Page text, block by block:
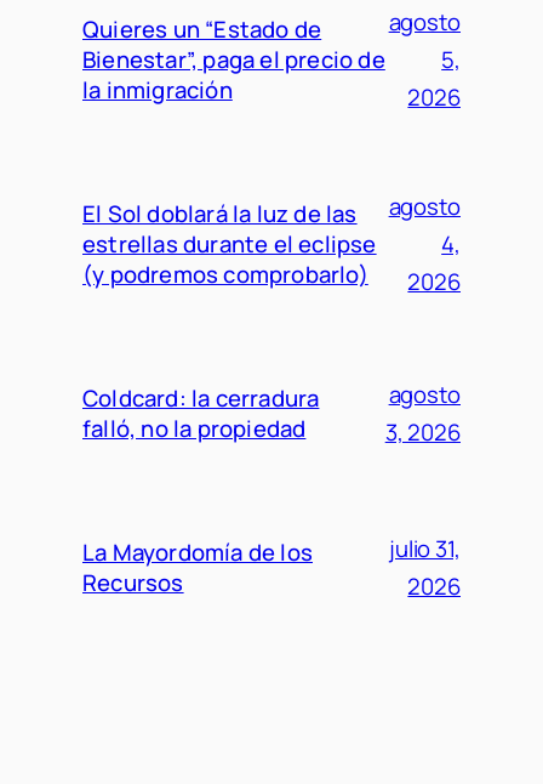
Quieres un “Estado de
Bienestar”, paga el precio de
la inmigración
agosto
5,
2026
El Sol doblará la luz de las
estrellas durante el eclipse
(y podremos comprobarlo)
agosto
4,
2026
Coldcard: la cerradura
falló, no la propiedad
agosto
3, 2026
La Mayordomía de los
Recursos
julio 31,
2026